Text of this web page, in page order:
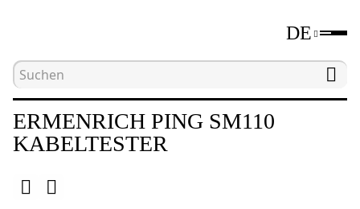
DE
Hauptseite Werkzeuge zum Testen
ERMENRICH PING SM110
KABELTESTER